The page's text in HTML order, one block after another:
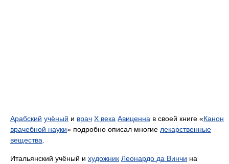
Арабский учёный и врач X века Авиценна в своей книге «Канон
врачебной науки» подробно описал многие лекарственные
вещества
Итальянский учёный и художник Леонардо да Винчи на